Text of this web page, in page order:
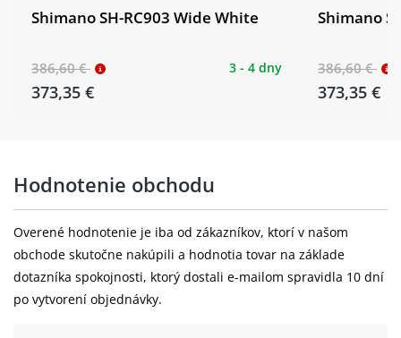
Shimano SH-RC903 Wide White
386,60 €
373,35 €
3 - 4 dny
Shimano
386,60 €
373,35 €
Hodnotenie obchodu
Overené hodnotenie je iba od zákazníkov, ktorí v našom
obchode skutočne nakúpili a hodnotia tovar na základe
dotazníka spokojnosti, ktorý dostali e-mailom spravidla 10 dní
po vytvorení objednávky.